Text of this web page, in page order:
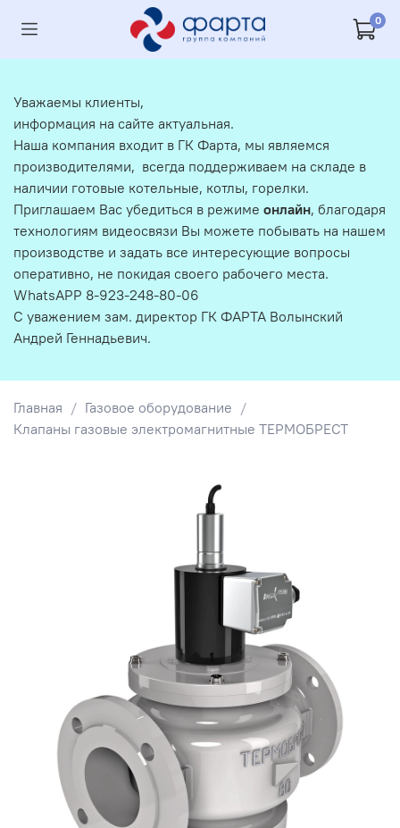
0
Главная
Газовое оборудование
Клапаны газовые электромагнитные ТЕРМОБРЕСТ
Уважаемы клиенты,
информация на сайте актуальная.
Наша компания входит в ГК Фарта, мы являемся
производителями, всегда поддерживаем на складе в
наличии готовые котельные, котлы, горелки.
Приглашаем Вас убедиться в режиме онлайн, благодаря
технологиям видеосвязи Вы можете побывать на нашем
производстве и задать все интересующие вопросы
оперативно, не покидая своего рабочего места.
WhatsAPP 8-923-248-80-06
С уважением зам. директор ГК ФАРТА Волынский
Андрей Геннадьевич.